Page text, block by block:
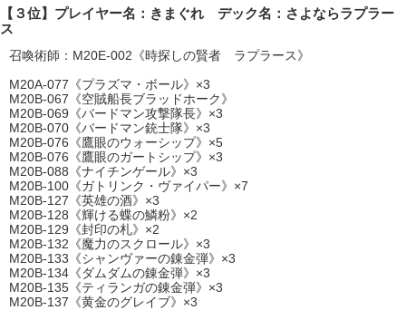
【３位】プレイヤー名：きまぐれ デック名：さよならラプラー
ス
召喚術師：M20E-002《時探しの賢者 ラプラース》
M20A-077《プラズマ・ボール》×3
M20B-067《空賊船長ブラッドホーク》
M20B-069《バードマン攻撃隊長》×3
M20B-070《バードマン銃士隊》×3
M20B-076《鷹眼のウォーシップ》×5
M20B-076《鷹眼のガートシップ》×3
M20B-088《ナイチンゲール》×3
M20B-100《ガトリンク・ヴァイパー》×7
M20B-127《英雄の酒》×3
M20B-128《輝ける蝶の鱗粉》×2
M20B-129《封印の札》×2
M20B-132《魔力のスクロール》×3
M20B-133《シャンヴァーの錬金弾》×3
M20B-134《ダムダムの錬金弾》×3
M20B-135《ティランガの錬金弾》×3
M20B-137《黄金のグレイブ》×3